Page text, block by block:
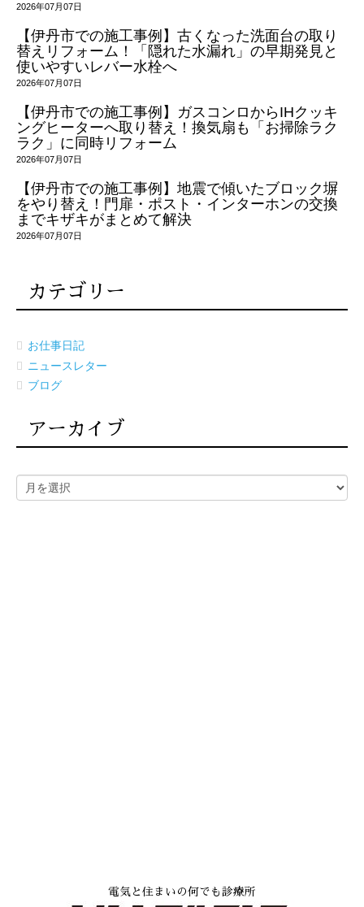
2026年07月07日
【伊丹市での施工事例】古くなった洗面台の取り
替えリフォーム！「隠れた水漏れ」の早期発見と
使いやすいレバー水栓へ
2026年07月07日
【伊丹市での施工事例】ガスコンロからIHクッキ
ングヒーターへ取り替え！換気扇も「お掃除ラク
ラク」に同時リフォーム
2026年07月07日
【伊丹市での施工事例】地震で傾いたブロック塀
をやり替え！門扉・ポスト・インターホンの交換
までキザキがまとめて解決
2026年07月07日
カテゴリー
お仕事日記
ニュースレター
ブログ
アーカイブ
電気と住まいの何でも診療所